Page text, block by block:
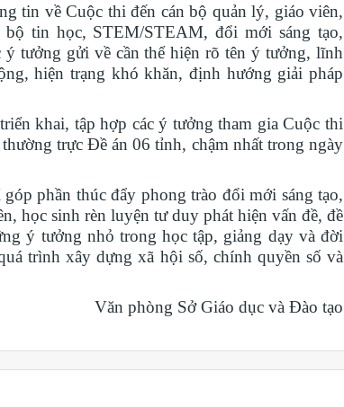
tin về Cuộc thi đến cán bộ quản lý, giáo viên,
tin học, STEM/STEAM, đổi mới sáng tạo,
tưởng gửi về cần thể hiện rõ tên ý tưởng, lĩnh
hiện trạng khó khăn, định hướng giải pháp
khai, tập hợp các ý tưởng tham gia Cuộc thi
trực Đề án 06 tỉnh, chậm nhất trong ngày
phần thúc đẩy phong trào đổi mới sáng tạo,
học sinh rèn luyện tư duy phát hiện vấn đề, đề
ý tưởng nhỏ trong học tập, giảng dạy và đời
trình xây dựng xã hội số, chính quyền số và
Văn phòng Sở Giáo dục và Đào tạo